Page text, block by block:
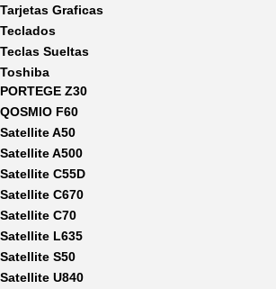
Tarjetas Graficas
Teclados
Teclas Sueltas
Toshiba
PORTEGE Z30
QOSMIO F60
Satellite A50
Satellite A500
Satellite C55D
Satellite C670
Satellite C70
Satellite L635
Satellite S50
Satellite U840